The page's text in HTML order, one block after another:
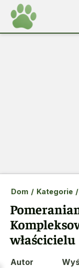
Dom / Kategorie /
właścicielu
Autor